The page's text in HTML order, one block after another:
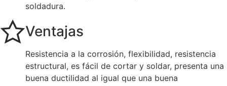
soldadura.
Ventajas
Resistencia a la corrosión, flexibilidad, resistencia
estructural, es fácil de cortar y soldar, presenta una
buena ductilidad al igual que una buena